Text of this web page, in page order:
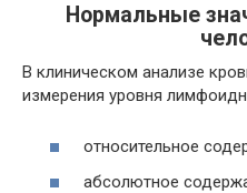
Нормальные
В клиническом анализе
измерения уровня
относительное
абсолютное